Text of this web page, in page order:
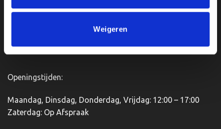
Weigeren
4901KM Oosterhout
BTWnr. NL004987898B09
Openingstijden:
Maandag, Dinsdag, Donderdag, Vrijdag: 12:00 – 17:00
Zaterdag: Op Afspraak